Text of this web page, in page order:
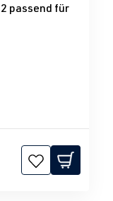
passend für